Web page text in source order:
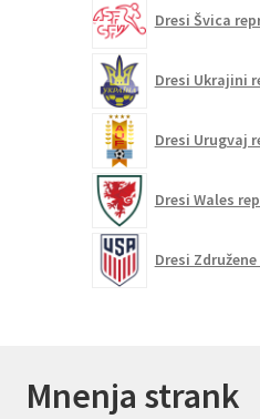
Dresi Švica
Dresi Ukrajini
Dresi Urugvaj
Dresi Wales
Dresi
Mnenja strank